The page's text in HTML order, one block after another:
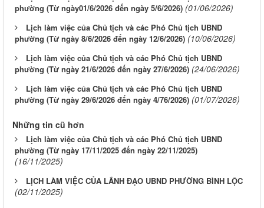
phường (Từ ngày01/6/2026 đến ngày 5/6/2026) (01/06/2026)
Lịch làm việc của Chủ tịch và các Phó Chủ tịch UBND
phường (Từ ngày 8/6/2026 đến ngày 12/6/2026) (10/06/2026)
Lịch làm việc của Chủ tịch và các Phó Chủ tịch UBND
phường (Từ ngày 21/6/2026 đến ngày 27/6/2026) (24/06/2026)
Lịch làm việc của Chủ tịch và các Phó Chủ tịch UBND
phường (Từ ngày 29/6/2026 đến ngày 4/76/2026) (01/07/2026)
Những tin cũ hơn
Lịch làm việc của Chủ tịch và các Phó Chủ tịch UBND
phường (Từ ngày 17/11/2025 đến ngày 22/11/2025)
(16/11/2025)
LỊCH LÀM VIỆC CỦA LÃNH ĐẠO UBND PHƯỜNG BÌNH LỘC
(02/11/2025)